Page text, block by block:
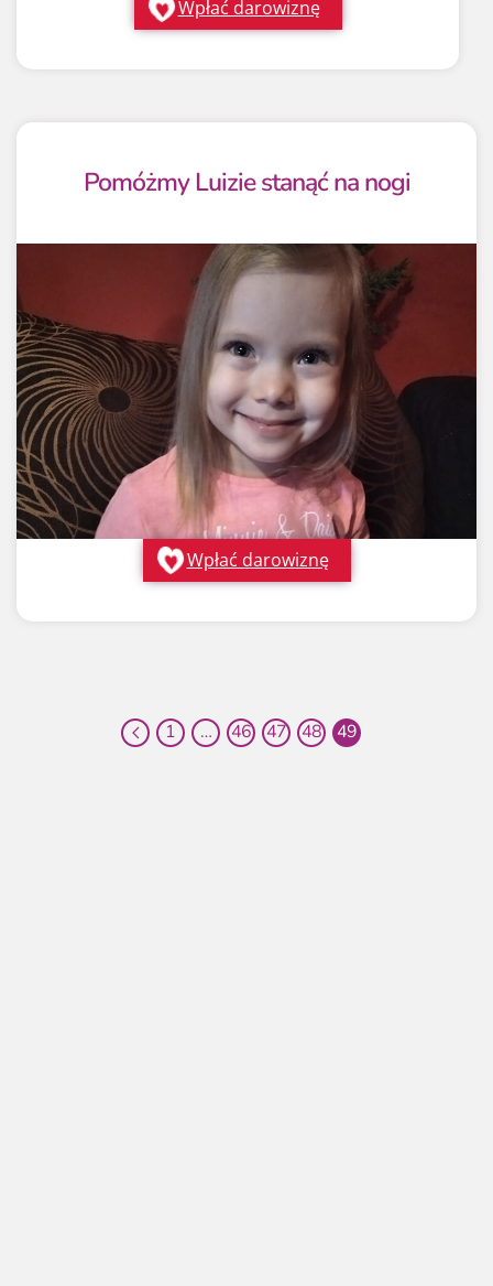
Wpłać darowiznę
Pomóżmy Luizie stanąć na nogi
Wpłać darowiznę
1 … 46 47 48 49